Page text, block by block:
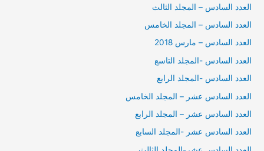
العدد السادس – المجلد الثالث
العدد السادس – المجلد الخامس
العدد السادس – مارس 2018
العدد السادس -المجلد التاسع
العدد السادس -المجلد الرابع
العدد السادس عشر – المجلد الخامس
العدد السادس عشر – المجلد الرابع
العدد السادس عشر -المجلد السابع